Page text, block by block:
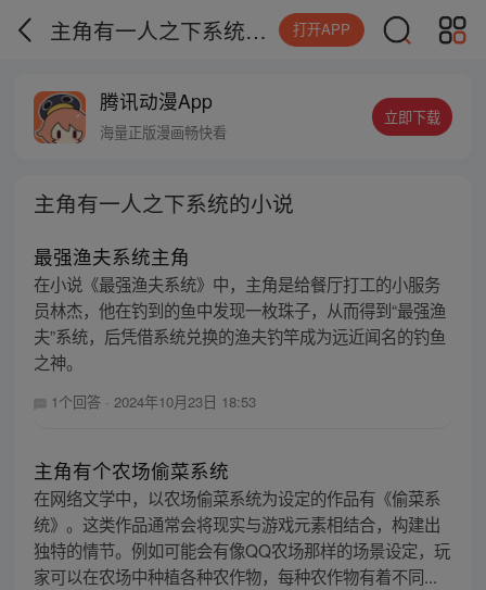
主角有一人之下系统的小说 打开APP
腾讯动漫App
海量正版漫画畅快看
立即下载
主角有一人之下系统的小说
最强渔夫系统主角
在小说《最强渔夫系统》中，主角是给餐厅打工的小服务
员林杰，他在钓到的鱼中发现一枚珠子，从而得到“最强渔
夫”系统，后凭借系统兑换的渔夫钓竿成为远近闻名的钓鱼
之神。
1个回答 · 2024年10月23日 18:53
主角有个农场偷菜系统
在网络文学中，以农场偷菜系统为设定的作品有《偷菜系
统》。这类作品通常会将现实与游戏元素相结合，构建出
独特的情节。例如可能会有像QQ农场那样的场景设定，玩
家可以在农场中种植各种农作物，每种农作物有着不同...